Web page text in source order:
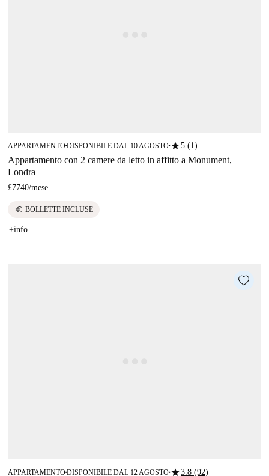
APPARTAMENTO■DISPONIBILE DAL 10 AGOSTO■star5 (1)
Appartamento con 2 camere da letto in affitto a Monument,
Londra
£7740/mese
euro BOLLETTE INCLUSE
+info
APPARTAMENTO■DISPONIBILE DAL 12 AGOSTO■star3.8 (92)